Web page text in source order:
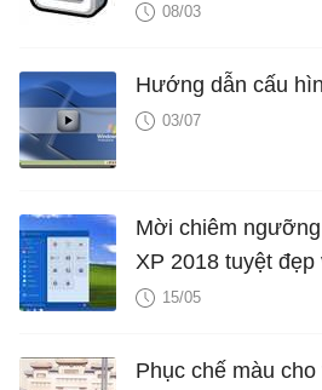
08/03
Hướng dẫn cấu
03/07
Mời chiêm
XP 2018 tuyệt
kế Fluent Design
15/05
Phục chế màu